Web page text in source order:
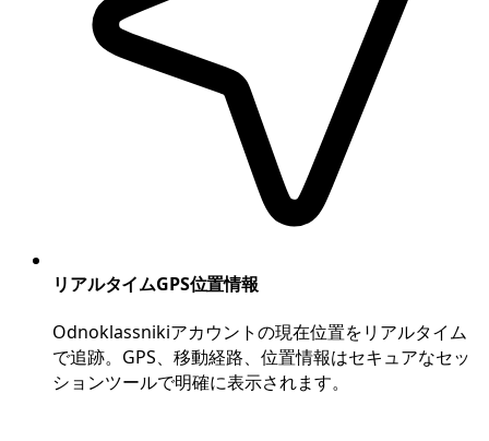
リアルタイムGPS位置情報
Odnoklassnikiアカウントの現在位置をリアルタイム
で追跡。GPS、移動経路、位置情報はセキュアなセッ
ションツールで明確に表示されます。